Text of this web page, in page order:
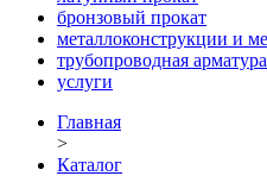
бронзовый прокат
металлоконструкции и
трубопроводная арматура
услуги
Главная
>
Каталог